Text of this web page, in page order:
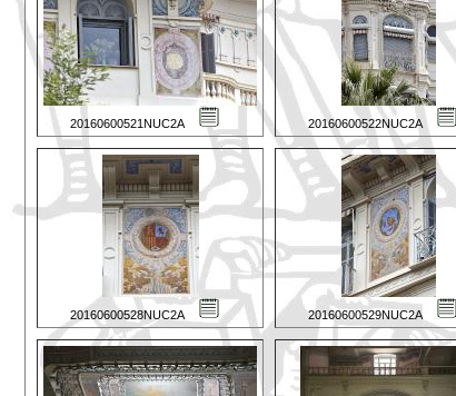
20160600521NUC2A 20160600522NUC2A
20160600528NUC2A 20160600529NUC2A